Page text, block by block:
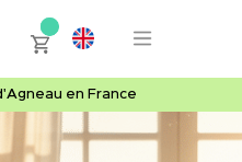
en France